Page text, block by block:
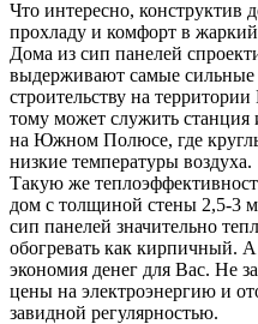
Что интересно, конструктив
прохладу и комфорт в
Дома из сип панелей
выдерживают самые
строительству на
тому может служить станция
на Южном Полюсе, где
низкие температуры воздуха.
Такую же
дом с толщиной стены 2,5-3
сип панелей значительно
обогревать как кирпичный.
экономия денег для Вас. Не
цены на электроэнергию и
завидной регулярностью.